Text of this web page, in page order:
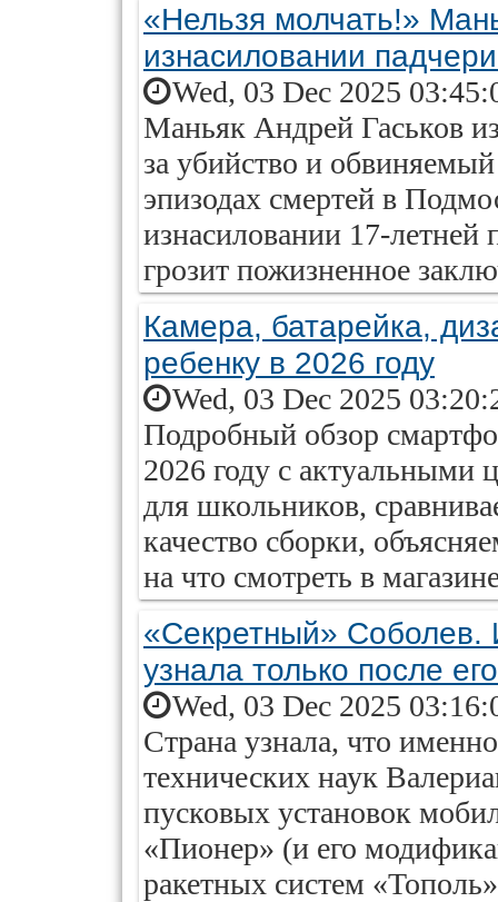
«Нельзя молчать!»
изнасиловании
Wed, 03 Dec 2025
Маньяк Андрей Гаськов
за убийство и
эпизодах смертей в
изнасиловании 17-
грозит пожизненное
Камера, батарейка,
ребенку в 2026 году
Wed, 03 Dec 2025
Подробный обзор
2026 году с актуальными
для школьников,
качество сборки,
на что смотреть в
«Секретный» Соболев.
узнала только после
Wed, 03 Dec 2025
Страна узнала, что
технических наук
пусковых установок
«Пионер» (и его
ракетных систем